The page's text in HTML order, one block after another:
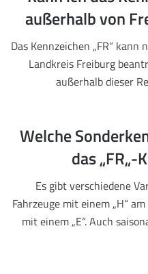
außerhalb von
Das Kennzeichen „FR“
Landkreis Freiburg
außerhalb dieser
Welche
das „FR„-
Es gibt verschiedene
Fahrzeuge mit einem „H“
mit einem „E“. Auch